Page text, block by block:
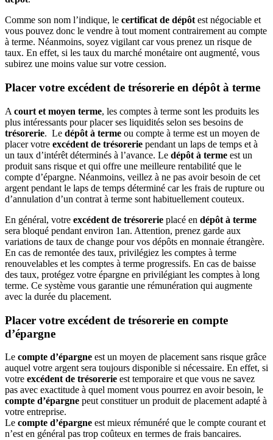
Comme son nom l’indique, le certificat de dépôtest négociable et
vous pouvez donc le vendre à tout moment contrairement au compte
à terme. Néanmoins, soyez vigilant car vous prenez un risque de
taux. En effet, si les taux du marché monétaire ont augmenté, vous
subirez une moins value sur votre cession.
Placer votre excédent de trésorerie en dépôt à terme
A court et moyen terme, les comptes à terme sont les produits les
plus intéressants pour placer ses liquidités selon ses besoins de
trésorerie. Le dépôt à terme ou compte à terme est un moyen de
placer votre excédent de trésorerie pendant un laps de temps et à
un taux d’intérêt déterminés à l’avance. Le dépôt à terme est un
produit sans risque et qui offre une meilleure rentabilité que le
compte d’épargne. Néanmoins, veillez à ne pas avoir besoin de cet
argent pendant le laps de temps déterminé car les frais de rupture ou
d’annulation d’un contrat à terme sont habituellement couteux.
En général, votre excédent de trésorerie placé en dépôt à terme
sera bloqué pendant environ 1an. Attention, prenez garde aux
variations de taux de change pour vos dépôts en monnaie étrangère.
En cas de remontée des taux, privilégiez les comptes à terme
renouvelables et les comptes à terme progressifs. En cas de baisse
des taux, protégez votre épargne en privilégiant les comptes à long
terme. Ce système vous garantie une rémunération qui augmente
avec la durée du placement.
Placer votre excédent de trésorerie en compte
d’épargne
Le compte d’épargne est un moyen de placement sans risque grâce
auquel votre argent sera toujours disponible si nécessaire. En effet, si
votre excédent de trésorerie est temporaire et que vous ne savez
pas avec exactitude à quel moment vous pourrez en avoir besoin, le
compte d’épargne peut constituer un produit de placement adapté à
votre entreprise.
Le compte d’épargne est mieux rémunéré que le compte courant et
n’est en général pas trop coûteux en termes de frais bancaires.